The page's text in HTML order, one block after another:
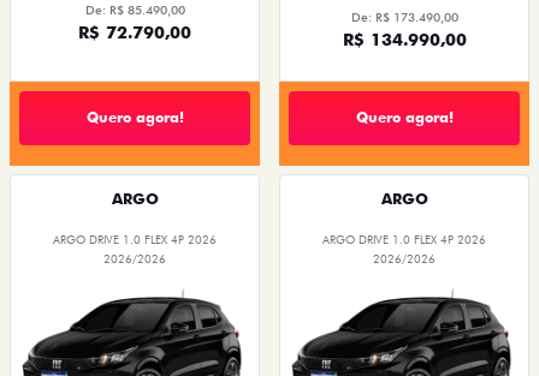
De: R$ 85.490,00
R$ 72.790,00
Quero agora!
De: R$ 173.490,00
R$ 134.990,00
Quero agora!
ARGO
ARGO DRIVE 1.0 FLEX 4P 2026
2026/2026
ARGO
ARGO DRIVE 1.0 FLEX 4P 2026
2026/2026